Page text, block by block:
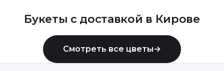
Букеты с доставкой в Кирове
Смотреть все цветы→